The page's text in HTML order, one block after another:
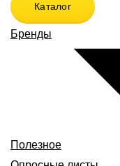
Каталог
Бренды
Полезное